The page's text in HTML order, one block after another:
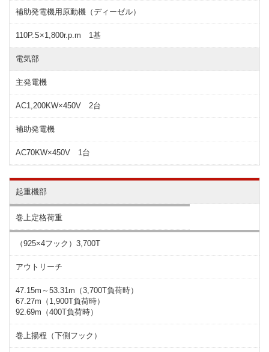
補助発電機用原動機（ディーゼル）
110P.S×1,800r.p.m 1基
電気部
主発電機
AC1,200KW×450V 2台
補助発電機
AC70KW×450V 1台
起重機部
巻上定格荷重
（925×4フック）3,700T
アウトリーチ
47.15m～53.31m（3,700T負荷時）
67.27m（1,900T負荷時）
92.69m（400T負荷時）
巻上揚程（下側フック）